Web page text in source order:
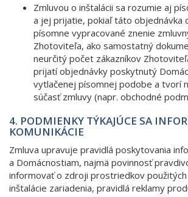
Zmluvou o inštalácii sa rozumie aj
a jej prijatie, pokiaľ táto objednávka
písomne vypracované znenie
Zhotoviteľa, ako samostatný
neurčitý počet zákazníkov
prijatí objednávky poskytnutý
vytlačenej písomnej podobe a tvorí
súčasť zmluvy (napr. obchodné
4. PODMIENKY TÝKAJÚCE SA
KOMUNIKÁCIE
Zmluva upravuje pravidlá poskytovania
a Domácnostiam, najmä povinnosť
informovať o zdroji prostriedkov použitých
inštalácie zariadenia, pravidlá reklamy